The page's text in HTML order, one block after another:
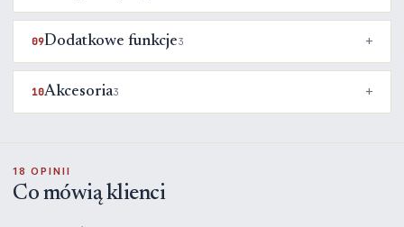
09Dodatkowe funkcje3
10Akcesoria3
18 OPINII
Co mówią klienci